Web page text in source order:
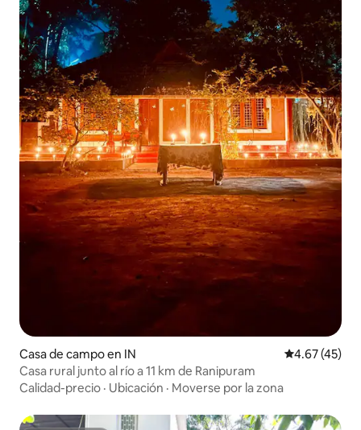
Casa de campo en IN Calificación
4.67 (45)
Casa rural junto al río a 11 km de Ranipuram
Calidad-precio · Ubicación · Moverse por la zona